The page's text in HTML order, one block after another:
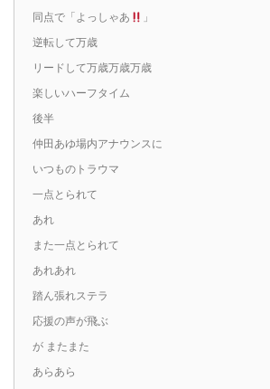
同点で「よっしゃあ
」
逆転して万歳
リードして万歳万歳万歳
楽しいハーフタイム
後半
仲田あゆ場内アナウンスに
いつものトラウマ
一点とられて
あれ
また一点とられて
あれあれ
踏ん張れステラ
応援の声が飛ぶ
が またまた
あらあら